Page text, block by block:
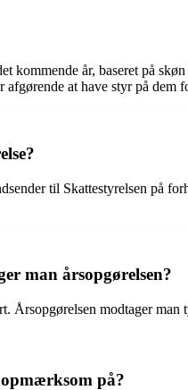
år, baseret på
at have styr på dem
til Skattestyrelsen på
man årsopgørelsen?
modtager
på?